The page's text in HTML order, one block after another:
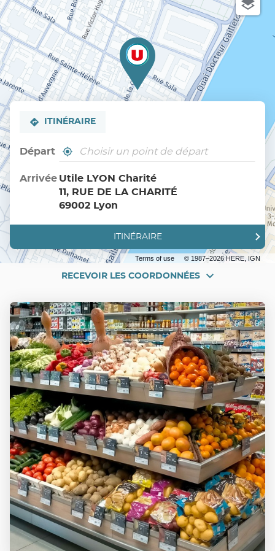
Terms of use © 1987–2026 HERE, IGN
ITINÉRAIRE
Départ
,
trouver
un
point
de
vente
À
proximité
Arrivée Utile LYON Charité
11, RUE DE LA CHARITÉ
69002 Lyon
ITINÉRAIRE
JUSQU'AU
POINT
DE
UTILE
RECEVOIR LES COORDONNÉES
RECEVOIR
COORDONNÉES